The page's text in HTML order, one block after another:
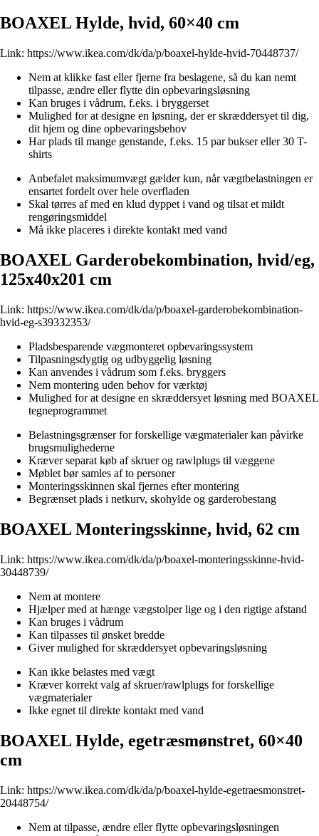
BOAXEL Hylde, hvid, 60×40 cm
Link: https://www.ikea.com/dk/da/p/boaxel-hylde-hvid-70448737/
Nem at klikke fast eller fjerne fra beslagene, så du kan nemt
tilpasse, ændre eller flytte din opbevaringsløsning
Kan bruges i vådrum, f.eks. i bryggerset
Mulighed for at designe en løsning, der er skræddersyet til dig,
dit hjem og dine opbevaringsbehov
Har plads til mange genstande, f.eks. 15 par bukser eller 30 T-
shirts
Anbefalet maksimumvægt gælder kun, når vægtbelastningen er
ensartet fordelt over hele overfladen
Skal tørres af med en klud dyppet i vand og tilsat et mildt
rengøringsmiddel
Må ikke placeres i direkte kontakt med vand
BOAXEL Garderobekombination, hvid/eg,
125x40x201 cm
Link: https://www.ikea.com/dk/da/p/boaxel-garderobekombination-
hvid-eg-s39332353/
Pladsbesparende vægmonteret opbevaringssystem
Tilpasningsdygtig og udbyggelig løsning
Kan anvendes i vådrum som f.eks. bryggers
Nem montering uden behov for værktøj
Mulighed for at designe en skræddersyet løsning med BOAXEL
tegneprogrammet
Belastningsgrænser for forskellige vægmaterialer kan påvirke
brugsmulighederne
Kræver separat køb af skruer og rawlplugs til væggene
Møblet bør samles af to personer
Monteringsskinnen skal fjernes efter montering
Begrænset plads i netkurv, skohylde og garderobestang
BOAXEL Monteringsskinne, hvid, 62 cm
Link: https://www.ikea.com/dk/da/p/boaxel-monteringsskinne-hvid-
30448739/
Nem at montere
Hjælper med at hænge vægstolper lige og i den rigtige afstand
Kan bruges i vådrum
Kan tilpasses til ønsket bredde
Giver mulighed for skræddersyet opbevaringsløsning
Kan ikke belastes med vægt
Kræver korrekt valg af skruer/rawlplugs for forskellige
vægmaterialer
Ikke egnet til direkte kontakt med vand
BOAXEL Hylde, egetræsmønstret, 60×40
cm
Link: https://www.ikea.com/dk/da/p/boaxel-hylde-egetraesmonstret-
20448754/
Nem at tilpasse, ændre eller flytte opbevaringsløsningen